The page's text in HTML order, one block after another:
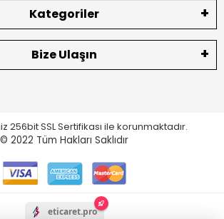
Kategoriler
Bize Ulaşın
256bit SSL Sertifikası ile korunmaktadır.
© 2022 Tüm Hakları Saklıdır
eticaret.pro